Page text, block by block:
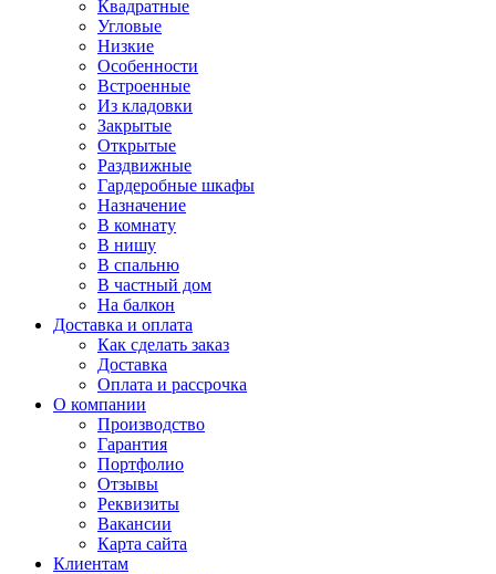
Квадратные
Угловые
Низкие
Особенности
Встроенные
Из кладовки
Закрытые
Открытые
Раздвижные
Гардеробные шкафы
Назначение
В комнату
В нишу
В спальню
В частный дом
На балкон
Доставка и оплата
Как сделать заказ
Доставка
Оплата и рассрочка
О компании
Производство
Гарантия
Портфолио
Отзывы
Реквизиты
Вакансии
Карта сайта
Клиентам